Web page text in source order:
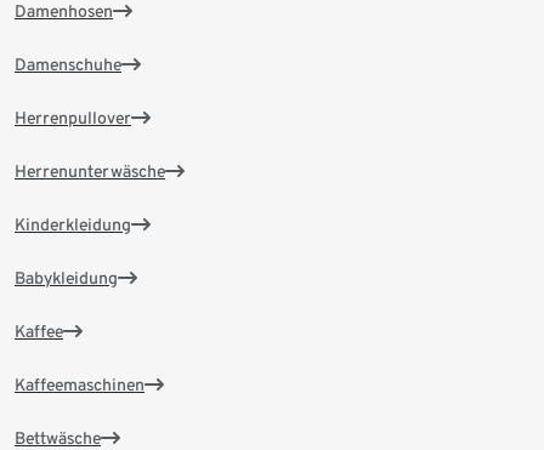
Damenhosen
Damenschuhe
Herrenpullover
Herrenunterwäsche
Kinderkleidung
Babykleidung
Kaffee
Kaffeemaschinen
Bettwäsche